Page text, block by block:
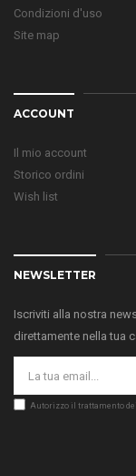
Condizioni d'uso
Site map
ACCOUNT
Il mio account
Storico ordini
Wish list
NEWSLETTER
Iscriviti alla nostra
direttamente nella tua
Autorizzo il trattamento